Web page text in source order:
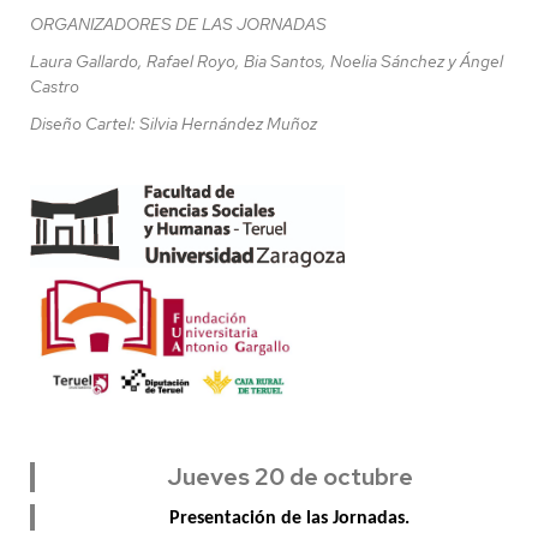
ORGANIZADORES DE LAS JORNADAS
Laura Gallardo, Rafael Royo, Bia Santos, Noelia Sánchez y Ángel
Castro
Diseño Cartel: Silvia Hernández Muñoz
Jueves 20 de octubre
Presentación de las Jornadas.